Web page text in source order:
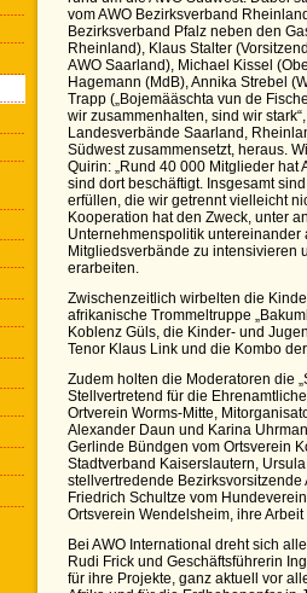
vom AWO Bezirksverband
Bezirksverband Pfalz neben den
Rheinland), Klaus Stalter
AWO Saarland), Michael Kissel
Hagemann (MdB), Annika Strebel
Trapp („Bojemääschta vun de
wir zusammenhalten, sind wir
Landesverbände Saarland,
Südwest zusammensetzt, heraus.
Quirin: „Rund 40 000 Mitglieder hat
sind dort beschäftigt. Insgesamt
erfüllen, die wir getrennt vielleicht
Kooperation hat den Zweck, unter
Unternehmenspolitik
Mitgliedsverbände zu intensivieren
erarbeiten.
Zwischenzeitlich wirbelten die
afrikanische Trommeltruppe
Koblenz Güls, die Kinder- und
Tenor Klaus Link und die Kombo
Zudem holten die Moderatoren die
Stellvertretend für die
Ortverein Worms-Mitte,
Alexander Daun und Karina
Gerlinde Bündgen vom Ortsverein
Stadtverband Kaiserslautern,
stellvertredende
Friedrich Schultze vom
Ortsverein Wendelsheim, ihre Arbeit
Bei AWO International dreht sich
Rudi Frick und Geschäftsführerin
für ihre Projekte, ganz aktuell vor